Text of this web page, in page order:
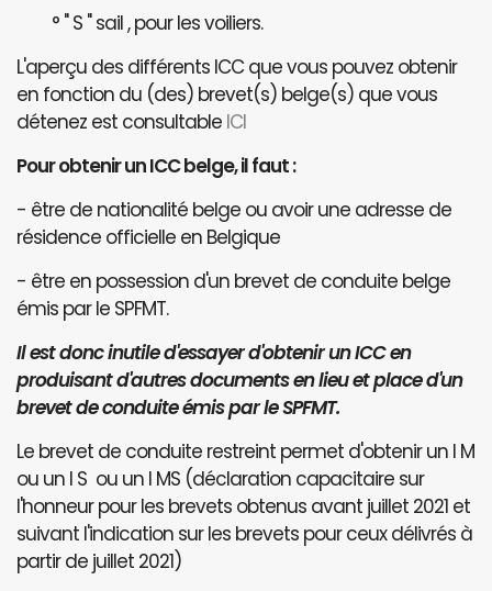
° " S " sail , pour les voiliers.
L'aperçu des différents ICC que vous pouvez obtenir
en fonction du (des) brevet(s) belge(s) que vous
détenez est consultable ICI
Pour obtenir un ICC belge, il faut :
- être de nationalité belge ou avoir une adresse de
résidence officielle en Belgique
- être en possession d'un brevet de conduite belge
émis par le SPFMT.
Il est donc inutile d'essayer d'obtenir un ICC en
produisant d'autres documents en lieu et place d'un
brevet de conduite émis par le SPFMT.
Le brevet de conduite restreint permet d'obtenir un I M
ou un I S ou un I MS (déclaration capacitaire sur
l'honneur pour les brevets obtenus avant juillet 2021 et
suivant l'indication sur les brevets pour ceux délivrés à
partir de juillet 2021)